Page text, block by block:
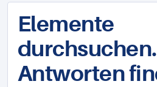
Elemente
durchsuchen.
Antworten